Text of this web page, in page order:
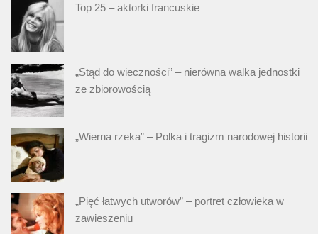
Top 25 – aktorki francuskie
„Stąd do wieczności” – nierówna walka jednostki
ze zbiorowością
„Wierna rzeka” – Polka i tragizm narodowej historii
„Pięć łatwych utworów” – portret człowieka w
zawieszeniu